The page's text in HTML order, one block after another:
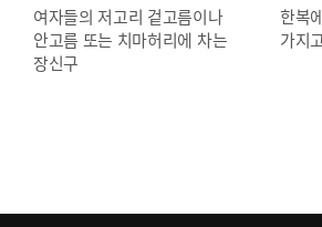
여자들의 저고리 겉고름이나
안고름 또는 치마허리에 차는
장신구
한복
가지